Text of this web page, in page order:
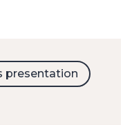
presentation